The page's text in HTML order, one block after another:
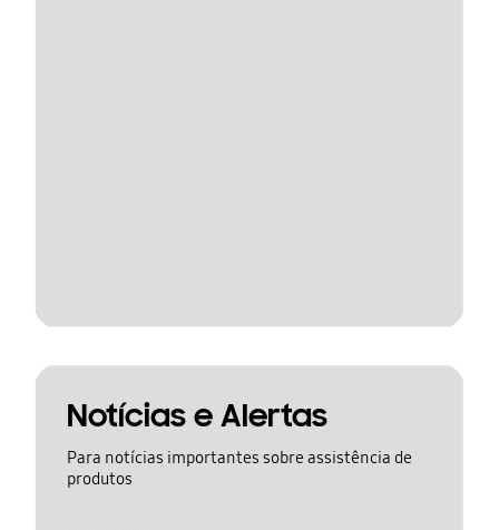
Notícias e Alertas
Para notícias importantes sobre assistência de
produtos